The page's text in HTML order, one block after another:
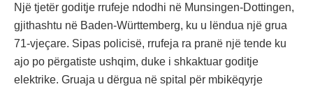
Një tjetër goditje rrufeje ndodhi në Munsingen-Dottingen,
gjithashtu në Baden-Württemberg, ku u lëndua një grua
71-vjeçare. Sipas policisë, rrufeja ra pranë një tende ku
ajo po përgatiste ushqim, duke i shkaktuar goditje
elektrike. Gruaja u dërgua në spital për mbikëqyrje